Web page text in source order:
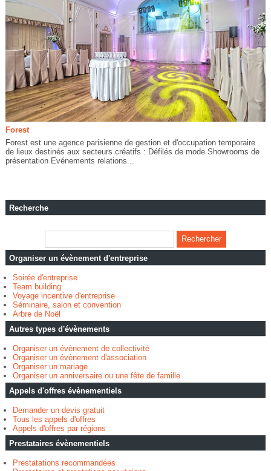
Forest
Forest est une agence parisienne de gestion et d'occupation temporaire
de lieux destinés aux secteurs créatifs : Défilés de mode Showrooms de
présentation Evénements relations...
Recherche
Organiser un évènement d'entreprise
Soirée d'entreprise
Team building
Voyage incentive d'entreprise
Séminaire, salon et convention
Arbre de Noël
Autres types d'évènements
Organiser un évènement de collectivité
Organiser un évènement d'association
Organiser un mariage
Organiser un anniversaire ou une fête de famille
Appels d'offres évènementiels
Demander un devis gratuit
Tous les appels d'offres
Appels d'offres par régions
Prestataires évènementiels
Prestatations recommandées